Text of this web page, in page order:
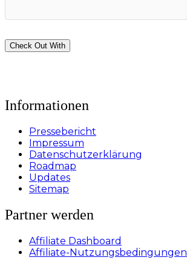
Check Out With
PayPal
Informationen
Pressebericht
Impressum
Datenschutzerklärung
Roadmap
Updates
Sitemap
Partner werden
Affiliate Dashboard
Affiliate-Nutzungsbedingungen